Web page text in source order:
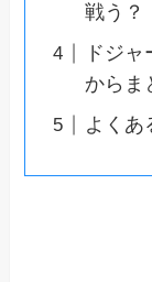
戦う？
ドジ
からま
よくあ